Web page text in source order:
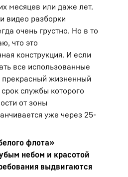
месяцев или даже лет.
видео разборки
очень грустно. Но в то
что это
конструкция. И если
все использованные
прекрасный жизненный
службы которого
от зоны
уже через 25-
флота»
небом и красотой
выдвигаются